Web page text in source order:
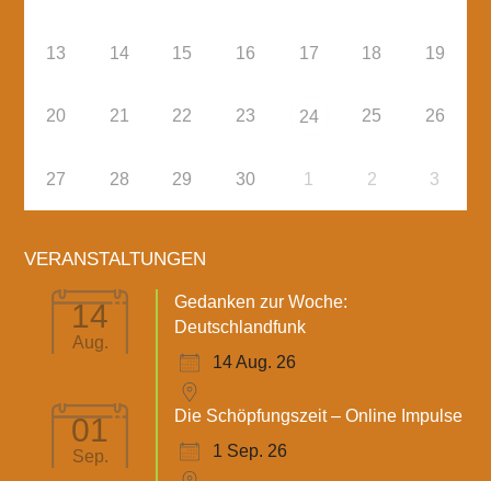
13 14 15 16 17 18 19
20 21 22 23 24 25 26
27 28 29 30 1 2 3
VERANSTALTUNGEN
14
Aug.
Gedanken zur Woche:
Deutschlandfunk
14 Aug. 26
01
Sep.
Die Schöpfungszeit – Online Impulse
1 Sep. 26